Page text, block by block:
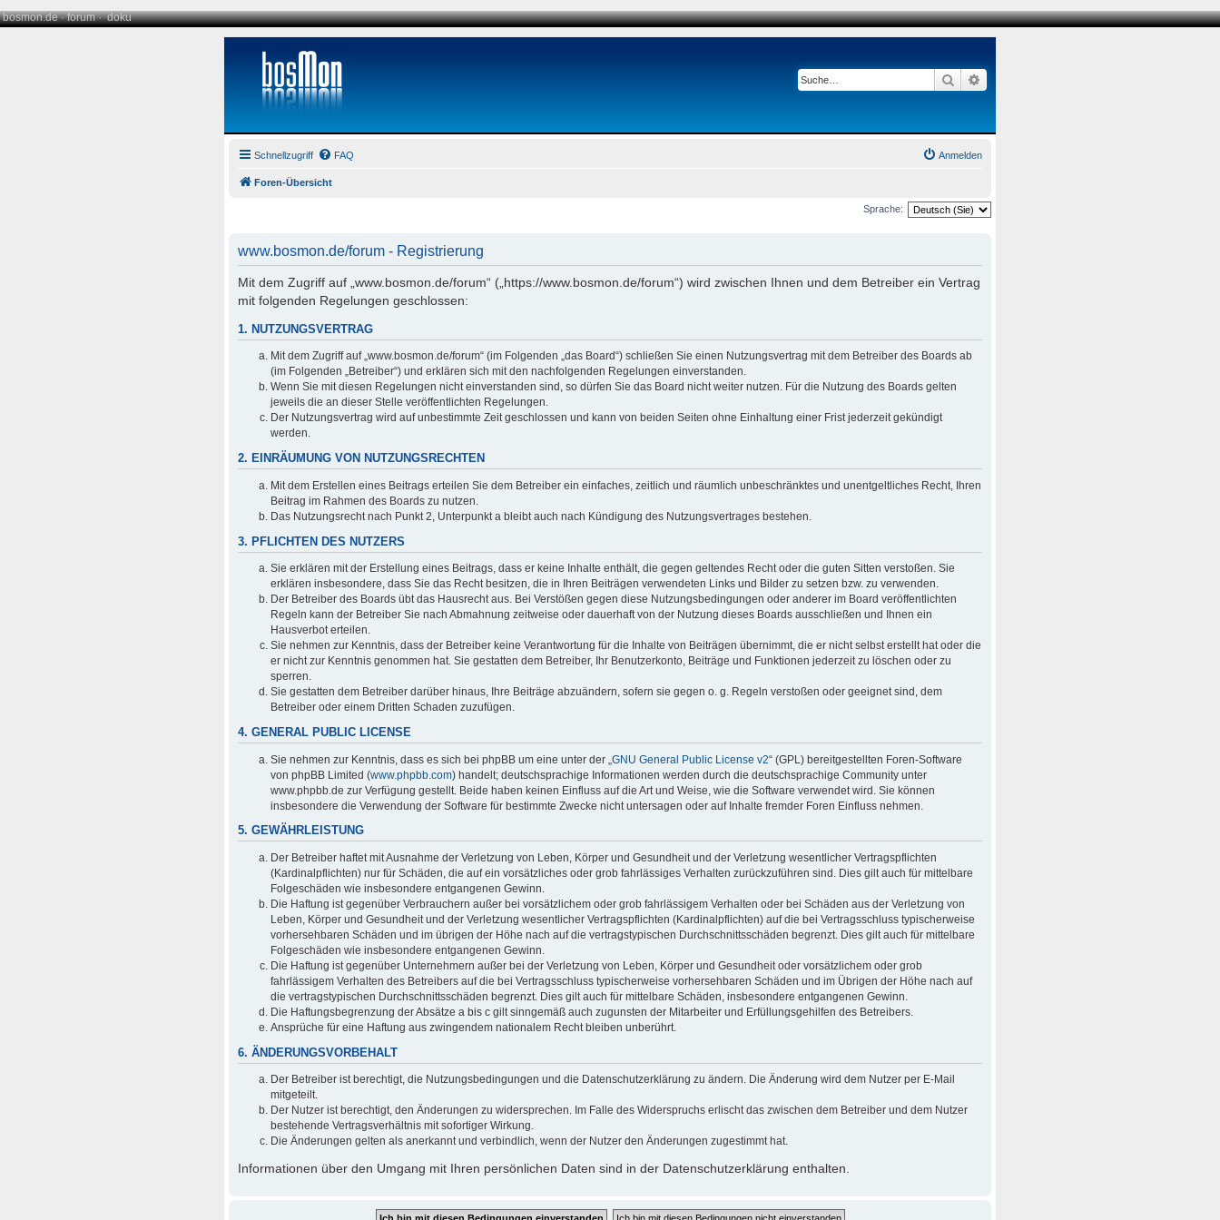
bosmon.de·forum·doku
Suche
Schnellzugriff FAQ Anmelden
Foren-Übersicht
Sprache:
www.bosmon.de/forum - Registrierung
Mit dem Zugriff auf „www.bosmon.de/forum“ („https://www.bosmon.de/forum“) wird zwischen Ihnen und dem Betreiber ein Vertrag
mit folgenden Regelungen geschlossen:
1. NUTZUNGSVERTRAG
Mit dem Zugriff auf „www.bosmon.de/forum“ (im Folgenden „das Board“) schließen Sie einen Nutzungsvertrag mit dem Betreiber des Boards ab
(im Folgenden „Betreiber“) und erklären sich mit den nachfolgenden Regelungen einverstanden.
Wenn Sie mit diesen Regelungen nicht einverstanden sind, so dürfen Sie das Board nicht weiter nutzen. Für die Nutzung des Boards gelten
jeweils die an dieser Stelle veröffentlichten Regelungen.
Der Nutzungsvertrag wird auf unbestimmte Zeit geschlossen und kann von beiden Seiten ohne Einhaltung einer Frist jederzeit gekündigt
werden.
2. EINRÄUMUNG VON NUTZUNGSRECHTEN
Mit dem Erstellen eines Beitrags erteilen Sie dem Betreiber ein einfaches, zeitlich und räumlich unbeschränktes und unentgeltliches Recht, Ihren
Beitrag im Rahmen des Boards zu nutzen.
Das Nutzungsrecht nach Punkt 2, Unterpunkt a bleibt auch nach Kündigung des Nutzungsvertrages bestehen.
3. PFLICHTEN DES NUTZERS
Sie erklären mit der Erstellung eines Beitrags, dass er keine Inhalte enthält, die gegen geltendes Recht oder die guten Sitten verstoßen. Sie
erklären insbesondere, dass Sie das Recht besitzen, die in Ihren Beiträgen verwendeten Links und Bilder zu setzen bzw. zu verwenden.
Der Betreiber des Boards übt das Hausrecht aus. Bei Verstößen gegen diese Nutzungsbedingungen oder anderer im Board veröffentlichten
Regeln kann der Betreiber Sie nach Abmahnung zeitweise oder dauerhaft von der Nutzung dieses Boards ausschließen und Ihnen ein
Hausverbot erteilen.
Sie nehmen zur Kenntnis, dass der Betreiber keine Verantwortung für die Inhalte von Beiträgen übernimmt, die er nicht selbst erstellt hat oder die
er nicht zur Kenntnis genommen hat. Sie gestatten dem Betreiber, Ihr Benutzerkonto, Beiträge und Funktionen jederzeit zu löschen oder zu
sperren.
Sie gestatten dem Betreiber darüber hinaus, Ihre Beiträge abzuändern, sofern sie gegen o. g. Regeln verstoßen oder geeignet sind, dem
Betreiber oder einem Dritten Schaden zuzufügen.
4. GENERAL PUBLIC LICENSE
Sie nehmen zur Kenntnis, dass es sich bei phpBB um eine unter der „ GNU General Public License v2“ (GPL) bereitgestellten Foren-Software
von phpBB Limited (www.phpbb.com) handelt; deutschsprachige Informationen werden durch die deutschsprachige Community unter
www.phpbb.de zur Verfügung gestellt. Beide haben keinen Einfluss auf die Art und Weise, wie die Software verwendet wird. Sie können
insbesondere die Verwendung der Software für bestimmte Zwecke nicht untersagen oder auf Inhalte fremder Foren Einfluss nehmen.
5. GEWÄHRLEISTUNG
Der Betreiber haftet mit Ausnahme der Verletzung von Leben, Körper und Gesundheit und der Verletzung wesentlicher Vertragspflichten
(Kardinalpflichten) nur für Schäden, die auf ein vorsätzliches oder grob fahrlässiges Verhalten zurückzuführen sind. Dies gilt auch für mittelbare
Folgeschäden wie insbesondere entgangenen Gewinn.
Die Haftung ist gegenüber Verbrauchern außer bei vorsätzlichem oder grob fahrlässigem Verhalten oder bei Schäden aus der Verletzung von
Leben, Körper und Gesundheit und der Verletzung wesentlicher Vertragspflichten (Kardinalpflichten) auf die bei Vertragsschluss typischerweise
vorhersehbaren Schäden und im übrigen der Höhe nach auf die vertragstypischen Durchschnittsschäden begrenzt. Dies gilt auch für mittelbare
Folgeschäden wie insbesondere entgangenen Gewinn.
Die Haftung ist gegenüber Unternehmern außer bei der Verletzung von Leben, Körper und Gesundheit oder vorsätzlichem oder grob
fahrlässigem Verhalten des Betreibers auf die bei Vertragsschluss typischerweise vorhersehbaren Schäden und im Übrigen der Höhe nach auf
die vertragstypischen Durchschnittsschäden begrenzt. Dies gilt auch für mittelbare Schäden, insbesondere entgangenen Gewinn.
Die Haftungsbegrenzung der Absätze a bis c gilt sinngemäß auch zugunsten der Mitarbeiter und Erfüllungsgehilfen des Betreibers.
Ansprüche für eine Haftung aus zwingendem nationalem Recht bleiben unberührt.
6. ÄNDERUNGSVORBEHALT
Der Betreiber ist berechtigt, die Nutzungsbedingungen und die Datenschutzerklärung zu ändern. Die Änderung wird dem Nutzer per E-Mail
mitgeteilt.
Der Nutzer ist berechtigt, den Änderungen zu widersprechen. Im Falle des Widerspruchs erlischt das zwischen dem Betreiber und dem Nutzer
bestehende Vertragsverhältnis mit sofortiger Wirkung.
Die Änderungen gelten als anerkannt und verbindlich, wenn der Nutzer den Änderungen zugestimmt hat.
Informationen über den Umgang mit Ihren persönlichen Daten sind in der Datenschutzerklärung enthalten.